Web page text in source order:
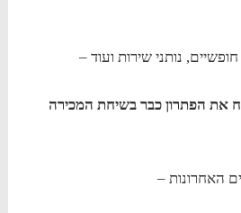
נותני שירות ועוד –
את הפתרון כבר בשיחת המכירה
האחרונות –